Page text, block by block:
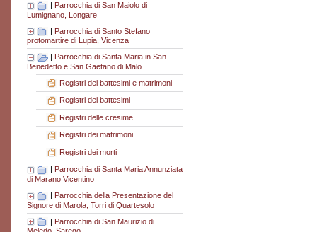
| Parrocchia di San Maiolo di
Lumignano, Longare
| Parrocchia di Santo Stefano
protomartire di Lupia, Vicenza
| Parrocchia di Santa Maria in San
Benedetto e San Gaetano di Malo
Registri dei battesimi e matrimoni
Registri dei battesimi
Registri delle cresime
Registri dei matrimoni
Registri dei morti
Parrocchia di Santa Maria Annunziata
di Marano Vicentino
| Parrocchia della Presentazione del
Signore di Marola, Torri di Quartesolo
| Parrocchia di San Maurizio di